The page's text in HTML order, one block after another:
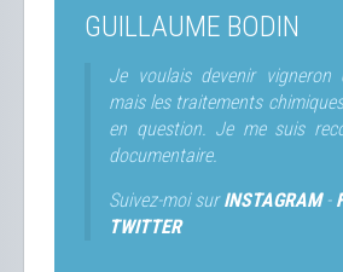
GUILLAUME BODIN
Je voulais devenir vigneron
mais les traitements
en question. Je me suis
documentaire.
Suivez-moi surINSTAGRAM-
TWITTER